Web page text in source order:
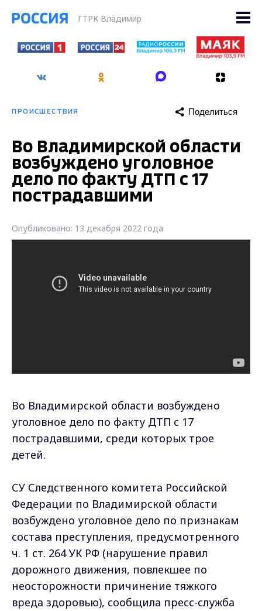
ГТРК Владимир
ПРОИСШЕСТВИЯ Поделиться
Во Владимирской области
возбуждено уголовное
дело по факту ДТП с 17
пострадавшими
Опубликовано: 13 декабря 2022 года
Во Владимирской области возбуждено
уголовное дело по факту ДТП с 17
пострадавшими, среди которых трое
детей.
СУ Следственного комитета Российской
Федерации по Владимирской области
возбуждено уголовное дело по признакам
состава преступления, предусмотренного
ч. 1 ст. 264 УК РФ (нарушение правил
дорожного движения, повлекшее по
неосторожности причинение тяжкого
вреда здоровью), сообщила пресс-служба